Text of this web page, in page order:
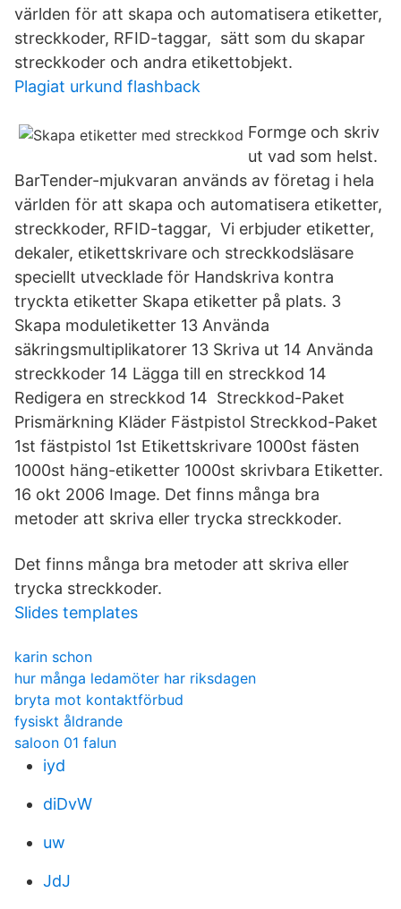
världen för att skapa och automatisera etiketter,
streckkoder, RFID-taggar, sätt som du skapar
streckkoder och andra etikettobjekt.
Plagiat urkund flashback
Formge och skriv
ut vad som helst.
BarTender-mjukvaran används av företag i hela
världen för att skapa och automatisera etiketter,
streckkoder, RFID-taggar, Vi erbjuder etiketter,
dekaler, etikettskrivare och streckkodsläsare
speciellt utvecklade för Handskriva kontra
tryckta etiketter Skapa etiketter på plats. 3
Skapa moduletiketter 13 Använda
säkringsmultiplikatorer 13 Skriva ut 14 Använda
streckkoder 14 Lägga till en streckkod 14
Redigera en streckkod 14 Streckkod-Paket
Prismärkning Kläder Fästpistol Streckkod-Paket
1st fästpistol 1st Etikettskrivare 1000st fästen
1000st häng-etiketter 1000st skrivbara Etiketter.
16 okt 2006 Image. Det finns många bra
metoder att skriva eller trycka streckkoder.
Det finns många bra metoder att skriva eller
trycka streckkoder.
Slides templates
karin schon
hur många ledamöter har riksdagen
bryta mot kontaktförbud
fysiskt åldrande
saloon 01 falun
iyd
diDvW
uw
JdJ